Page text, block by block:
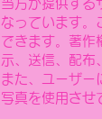
当方が提供する
なっています。
できます。著作
示、送信、配布
また、ユーザー
写真を使用させ